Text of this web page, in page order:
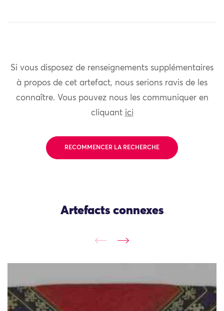
Si vous disposez de renseignements supplémentaires
à propos de cet artefact, nous serions ravis de les
connaître. Vous pouvez nous les communiquer en
cliquant ici
RECOMMENCER LA RECHERCHE
Artefacts connexes